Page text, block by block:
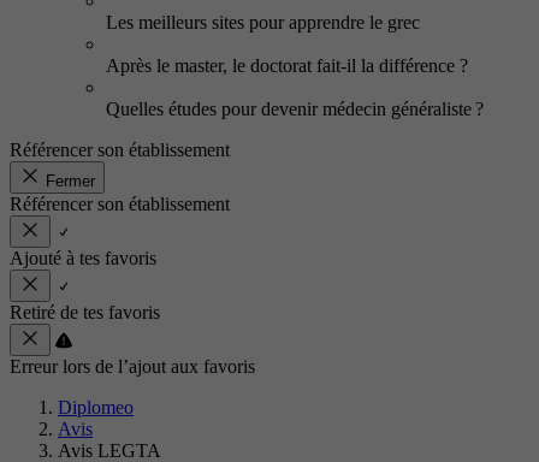
Les meilleurs sites pour apprendre le grec
Après le master, le doctorat fait-il la différence ?
Quelles études pour devenir médecin généraliste ?
Référencer son établissement
Fermer
Référencer son établissement
Ajouté à tes favoris
Retiré de tes favoris
Erreur lors de l’ajout aux favoris
Diplomeo
Avis
Avis LEGTA